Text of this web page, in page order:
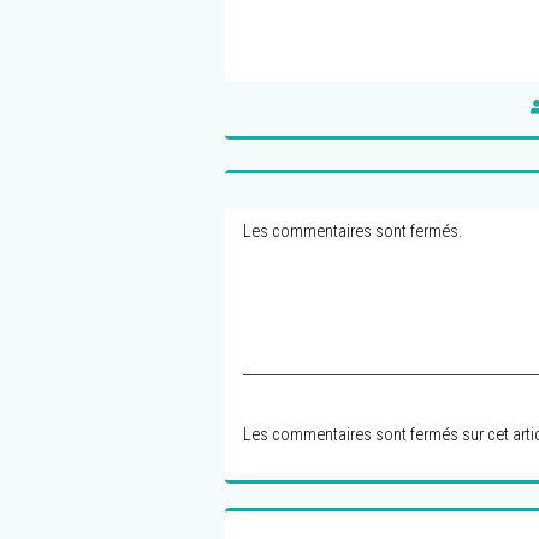
Les commentaires sont fermés.
Les commentaires sont fermés sur cet